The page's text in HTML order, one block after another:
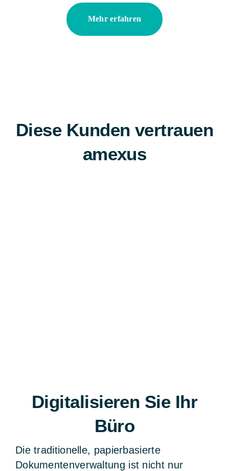
Mehr erfahren
Diese Kunden vertrauen
amexus
Digitalisieren Sie Ihr
Büro
Die traditionelle, papierbasierte
Dokumentenverwaltung ist nicht nur